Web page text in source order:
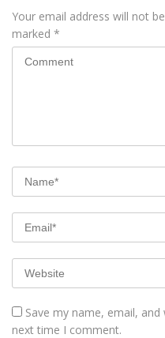
Your email address will not
marked *
Save my name, email,
next time I comment.